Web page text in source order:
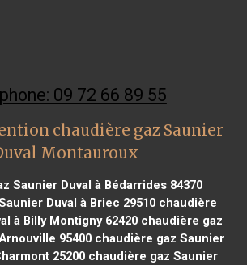
09 72 66 89 55
chaudière gaz Saunier
Montauroux
Saunier Duval à Bédarrides 84370
Duval à Briec 29510 chaudière
à Billy Montigny 62420chaudière gaz
95400chaudière gaz Saunier
25200 chaudière gaz Saunier